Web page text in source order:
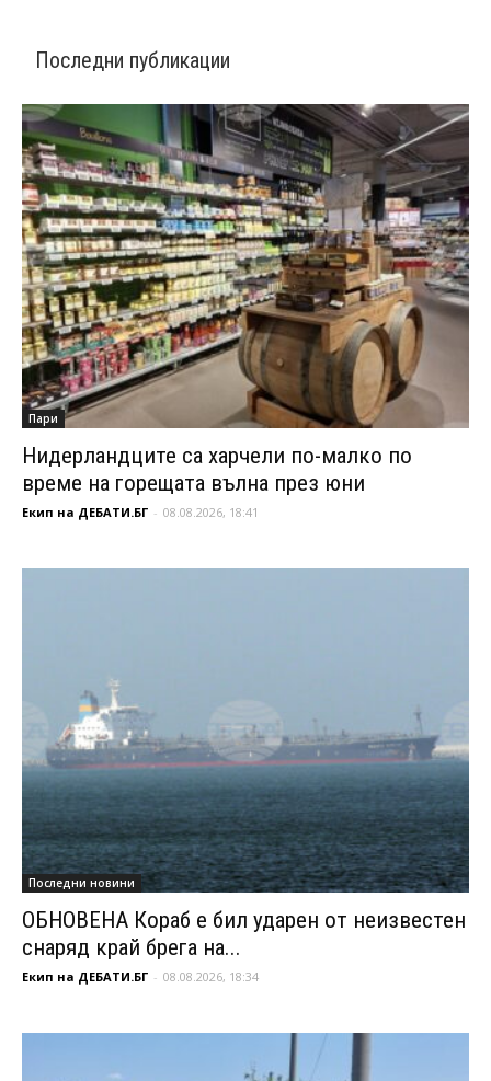
Последни публикации
Пари
Нидерландците са харчели по-малко по
време на горещата вълна през юни
Екип на ДЕБАТИ.БГ - 08.08.2026, 18:41
Последни новини
ОБНОВЕНА Кораб е бил ударен от неизвестен
снаряд край брега на...
Екип на ДЕБАТИ.БГ - 08.08.2026, 18:34